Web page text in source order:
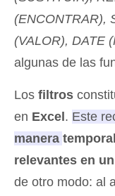
(ENCONTRAR),
(VALOR), DATE
algunas de las
Los filtros
en Excel . Este
manera
relevantes en
de otro modo: al